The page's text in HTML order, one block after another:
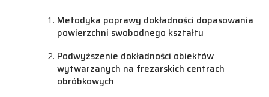
Metodyka poprawy dokładności dopasowania
powierzchni swobodnego kształtu
Podwyższenie dokładności obiektów
wytwarzanych na frezarskich centrach
obróbkowych